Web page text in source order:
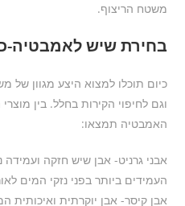
משטח הריצוף.
בחירת שיש לאמבטיה-
כיום תוכלו למצוא היצע מגוון
וגם לחיפוי הקירות בחלל. בין
האמבטיה תמצאו:
אבני גרניט- אבן שיש חזקה
העמידים ביותר בפני נזקי המים
אבן קיסר- אבן יוקרתית